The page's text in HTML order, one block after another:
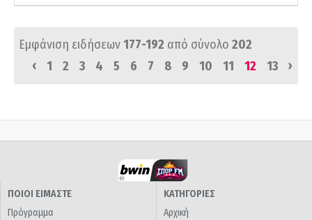
Εμφάνιση ειδήσεων177-192 από σύνολο 202
‹
1 2 3 4 5 6 7 8 9 10 11 12 13 ›
ΠΟΙΟΙ ΕΙΜΑΣΤΕ
Πρόγραμμα
ΚΑΤΗΓΟΡΙΕΣ
Αρχική